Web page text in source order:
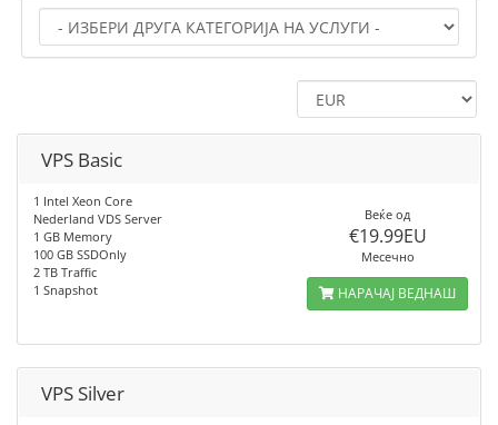
VPS Basic
1 Intel Xeon Core
Nederland VDS Server
1 GB Memory
100 GB SSDOnly
2 TB Traffic
1 Snapshot
Веќе од
€19.99EU
Месечно
НАРАЧАЈ ВЕДНАШ
VPS Silver